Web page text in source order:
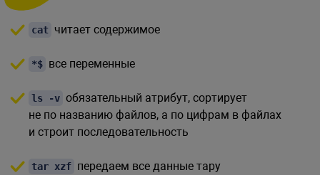
cat читает содержимое
*$ все переменные
ls -v обязательный атрибут, сортирует
не по названию файлов, а по цифрам в файлах
и строит последовательность
tar xzf передаем все данные тару